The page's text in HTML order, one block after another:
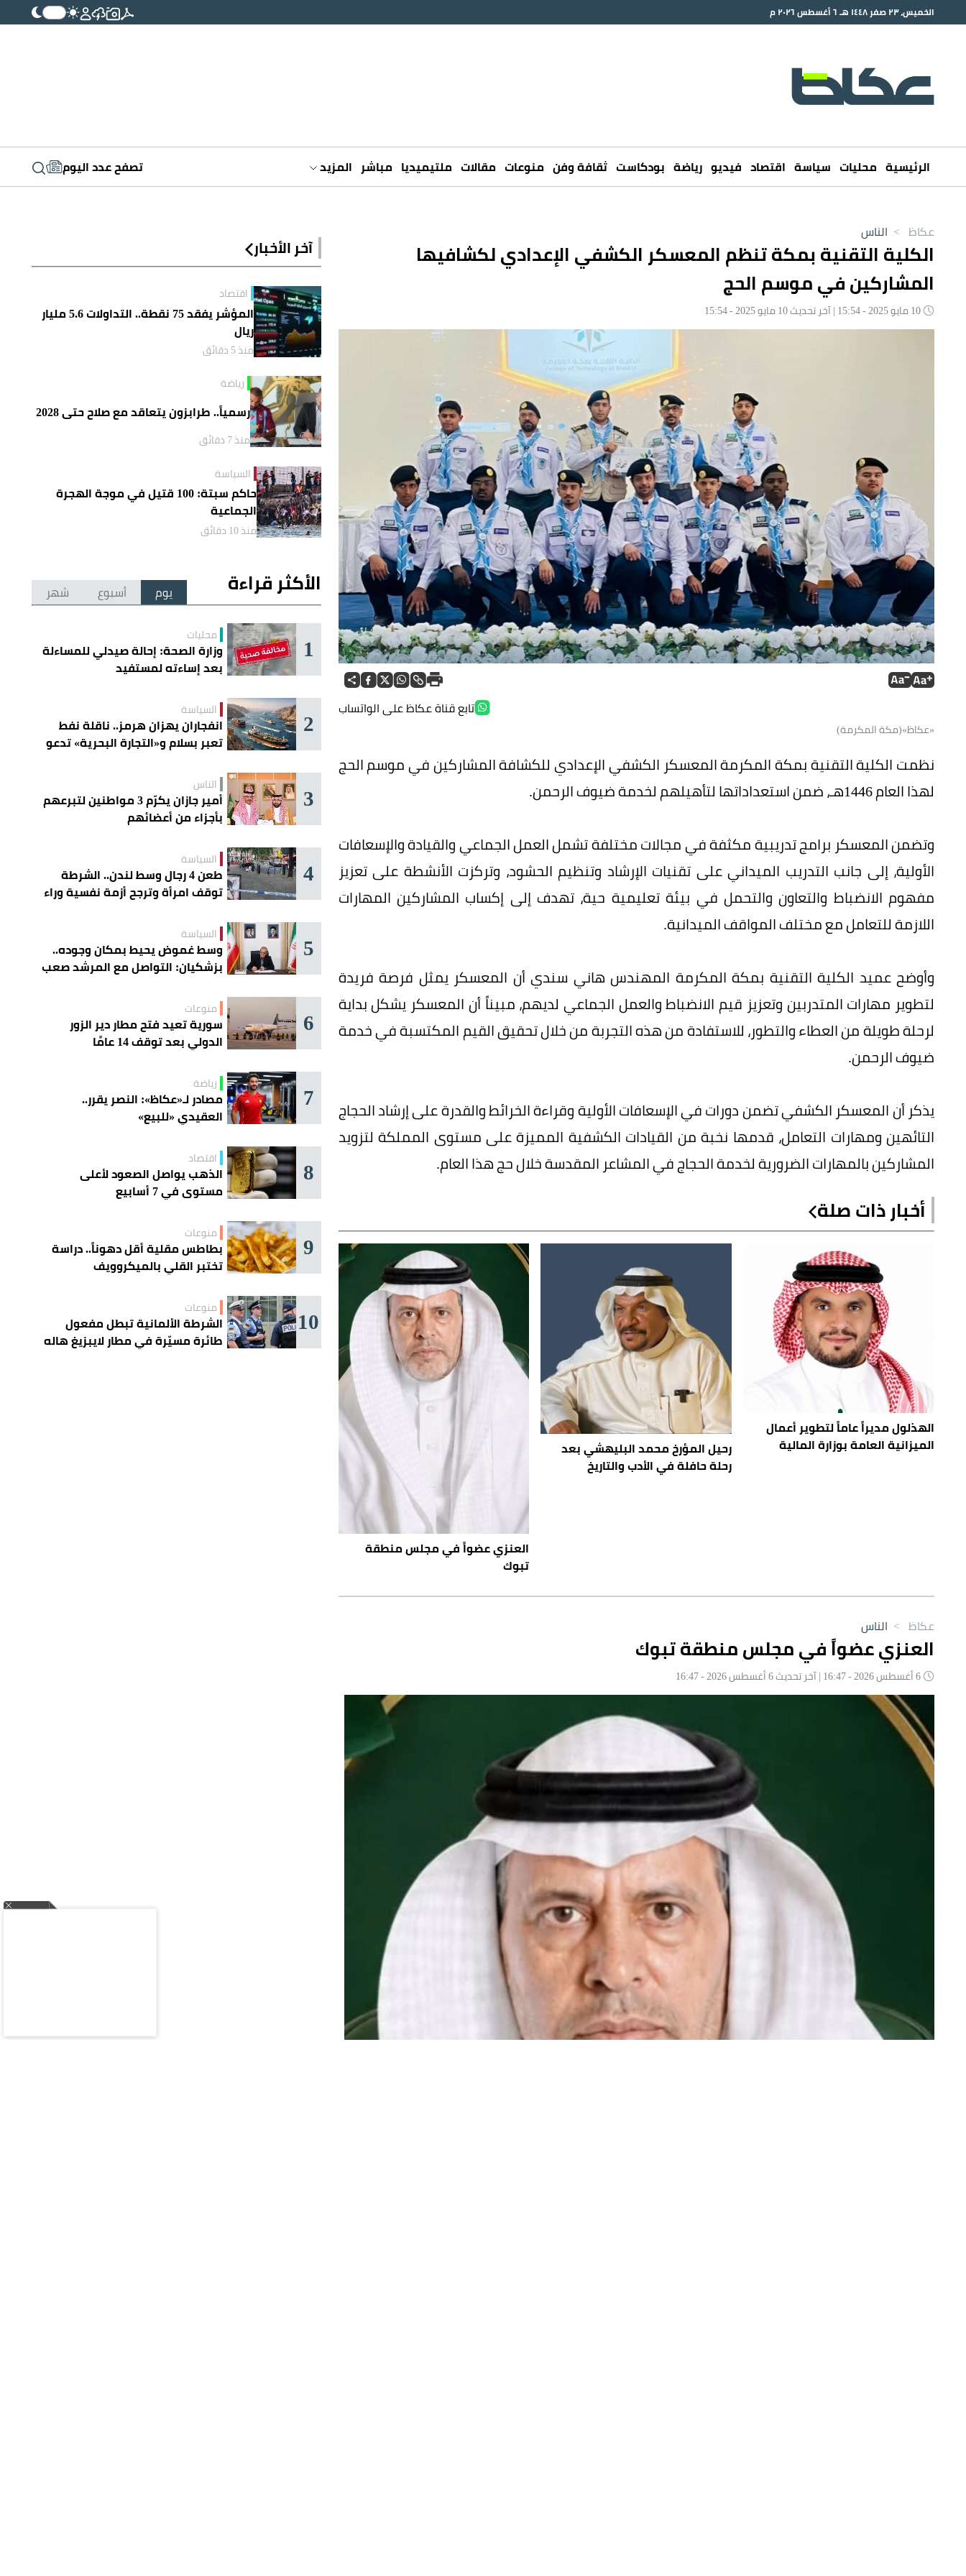
الخميس، ٢٣ صفر ١٤٤٨ هـ ٦ أغسطس ٢٠٢٦ م
الرئيسية محليات سياسة اقتصاد فيديو رياضة بودكاست ثقافة وفن منوعات مقالات ملتيميديا مباشر المزيد تصفح عدد اليوم
عكاظ > الناس
الكلية التقنية بمكة تنظم المعسكر الكشفي الإعدادي لكشافيها
المشاركين في موسم الحج
تابع قناة عكاظ على الواتساب
«عكاظ»(مكة المكرمة)
نظمت الكلية التقنية بمكة المكرمة المعسكر الكشفي الإعدادي للكشافة المشاركين في موسم الحج
لهذا العام 1446هـ، ضمن استعداداتها لتأهيلهم لخدمة ضيوف الرحمن.
وتضمن المعسكر برامج تدريبية مكثفة في مجالات مختلفة تشمل العمل الجماعي والقيادة والإسعافات
الأولية، إلى جانب التدريب الميداني على تقنيات الإرشاد وتنظيم الحشود، وتركزت الأنشطة على تعزيز
مفهوم الانضباط والتعاون والتحمل في بيئة تعليمية حية، تهدف إلى إكساب المشاركين المهارات
اللازمة للتعامل مع مختلف المواقف الميدانية.
وأوضح عميد الكلية التقنية بمكة المكرمة المهندس هاني سندي أن المعسكر يمثل فرصة فريدة
لتطوير مهارات المتدربين وتعزيز قيم الانضباط والعمل الجماعي لديهم، مبيناً أن المعسكر يشكل بداية
لرحلة طويلة من العطاء والتطور، للاستفادة من هذه التجربة من خلال تحقيق القيم المكتسبة في خدمة
ضيوف الرحمن.
يذكر أن المعسكر الكشفي تضمن دورات في الإسعافات الأولية وقراءة الخرائط والقدرة على إرشاد الحجاج
التائهين ومهارات التعامل، قدمها نخبة من القيادات الكشفية المميزة على مستوى المملكة لتزويد
المشاركين بالمهارات الضرورية لخدمة الحجاج في المشاعر المقدسة خلال حج هذا العام.
أخبار ذات صلة
الهذلول مديراً عاماً لتطوير أعمال
الميزانية العامة بوزارة المالية
رحيل المؤرخ محمد البليهشي بعد
رحلة حافلة في الأدب والتاريخ
العنزي عضواً في مجلس منطقة
تبوك
آخر الأخبار
اقتصاد
المؤشر يفقد 75 نقطة.. التداولات 5.6 مليار
ريال
منذ 5 دقائق
رياضة
رسمياً.. طرابزون يتعاقد مع صلاح حتى 2028
منذ 7 دقائق
السياسة
حاكم سبتة: 100 قتيل في موجة الهجرة
الجماعية
منذ 10 دقائق
الأكثر قراءة يوم أسبوع شهر
1 محليات
وزارة الصحة: إحالة صيدلي للمساءلة
بعد إساءته لمستفيد
2 السياسة
انفجاران يهزان هرمز.. ناقلة نفط
تعبر بسلام و«التجارة البحرية» تدعو
3 الناس
أمير جازان يكرّم 3 مواطنين لتبرعهم
بأجزاء من أعضائهم
4 السياسة
طعن 4 رجال وسط لندن.. الشرطة
توقف امرأة وترجح أزمة نفسية وراء
5 السياسة
وسط غموض يحيط بمكان وجوده..
بزشكيان: التواصل مع المرشد صعب
6 منوعات
سورية تعيد فتح مطار دير الزور
الدولي بعد توقف 14 عامًا
7 رياضة
مصادر لـ«عكاظ»: النصر يقرر..
العقيدي «للبيع»
8 اقتصاد
الذهب يواصل الصعود لأعلى
مستوى في 7 أسابيع
9 منوعات
بطاطس مقلية أقل دهوناً.. دراسة
تختبر القلي بالميكروويف
10 منوعات
الشرطة الألمانية تبطل مفعول
طائرة مسيّرة في مطار لايبزيغ هاله
عكاظ > الناس
العنزي عضواً في مجلس منطقة تبوك